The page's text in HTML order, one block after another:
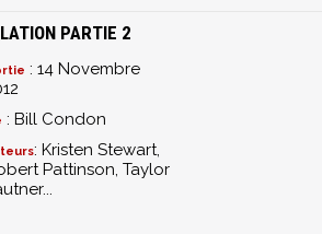
PARTIE 2
: 14 Novembre
: Bill Condon
: Kristen Stewart,
Pattinson, Taylor